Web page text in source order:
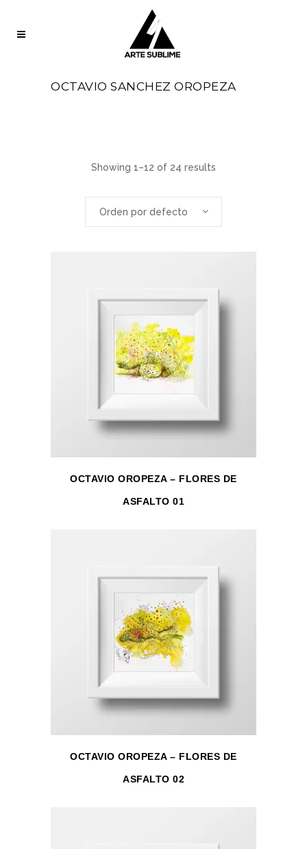
OCTAVIO SANCHEZ OROPEZA
Showing 1–12 of 24 results
Orden por defecto
OCTAVIO OROPEZA – FLORES DE
ASFALTO 01
OCTAVIO OROPEZA – FLORES DE
ASFALTO 02